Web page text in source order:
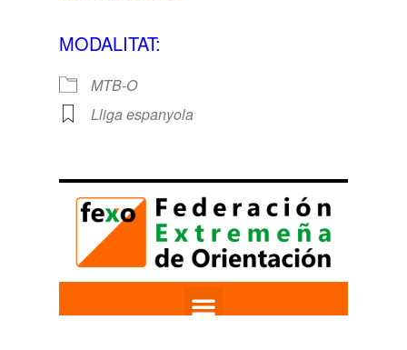
MODALITAT:
MTB-O
Lliga espanyola